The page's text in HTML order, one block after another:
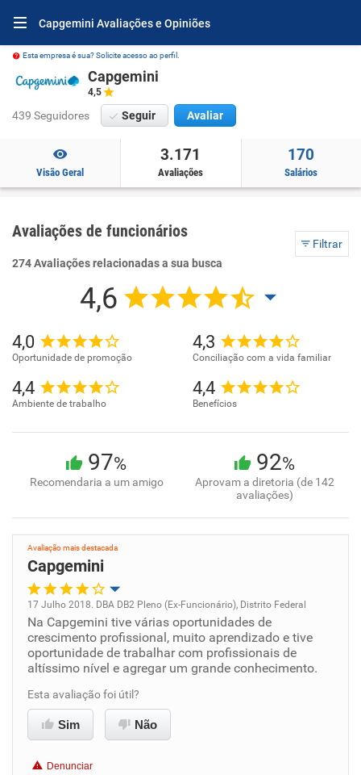
Capgemini Avaliações e Opiniões
Esta empresa é sua? Solicite acesso ao perfil.
Capgemini
4,5
439 Seguidores Seguir Avaliar
Visão Geral
3.171
Avaliações
170
Salários
Avaliações de funcionários
Filtrar
274 Avaliações relacionadas a sua busca
4,6
4,0
Oportunidade de promoção
4,3
Conciliação com a vida familiar
4,4
Ambiente de trabalho
4,4
Benefícios
97%
Recomendaria a um amigo
92%
Aprovam a diretoria (de 142
avaliações)
Avaliação mais destacada
Capgemini
Oportunidade de promoção
Ambiente de trabalho
Conciliação com a vida familiar
Benefícios
17 Julho 2018. DBA DB2 Pleno (Ex-Funcionário), Distrito Federal
Na Capgemini tive várias oportunidades de
crescimento profissional, muito aprendizado e tive
oportunidade de trabalhar com profissionais de
altíssimo nível e agregar um grande conhecimento.
Esta avaliação foi útil?
Sim Não
Denunciar